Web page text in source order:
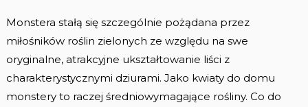
Monstera stałą się szczególnie pożądana przez
miłośników roślin zielonych ze względu na swe
oryginalne, atrakcyjne ukształtowanie liści z
charakterystycznymi dziurami. Jako kwiaty do domu
monstery to raczej średniowymagające rośliny. Co do